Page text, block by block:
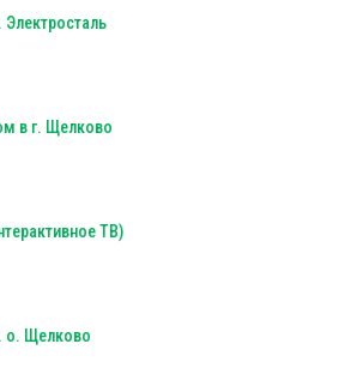
в г. Щелково
ТВ)
о. Щелково